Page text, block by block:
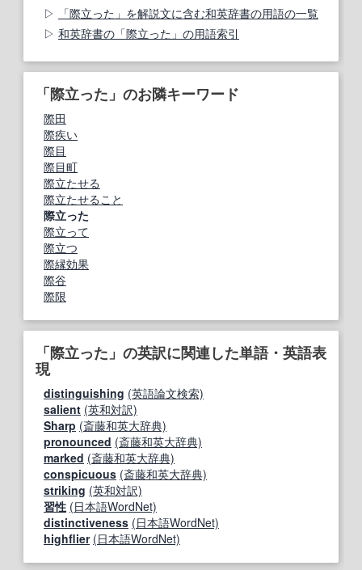
「際立った」を解説文に含む和英辞書の用語の一覧
和英辞書の「際立った」の用語索引
「際立った」のお隣キーワード
際田
際疾い
際目
際目町
際立たせる
際立たせること
際立った
際立って
際立つ
際縁効果
際谷
際限
「際立った」の英訳に関連した単語・英語表
現
distinguishing (英語論文検索)
salient (英和対訳)
Sharp (斎藤和英大辞典)
pronounced (斎藤和英大辞典)
marked (斎藤和英大辞典)
conspicuous (斎藤和英大辞典)
striking (英和対訳)
習性 (日本語WordNet)
distinctiveness (日本語WordNet)
highflier (日本語WordNet)